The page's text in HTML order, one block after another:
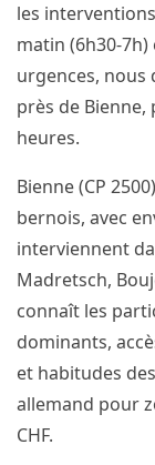
les
matin (6h30-
urgences, nous
près de
heures.
Bienne (CP
bernois, avec
interviennent
Madretsch,
connaît les
dominants,
et habitudes
allemand pour
CHF.